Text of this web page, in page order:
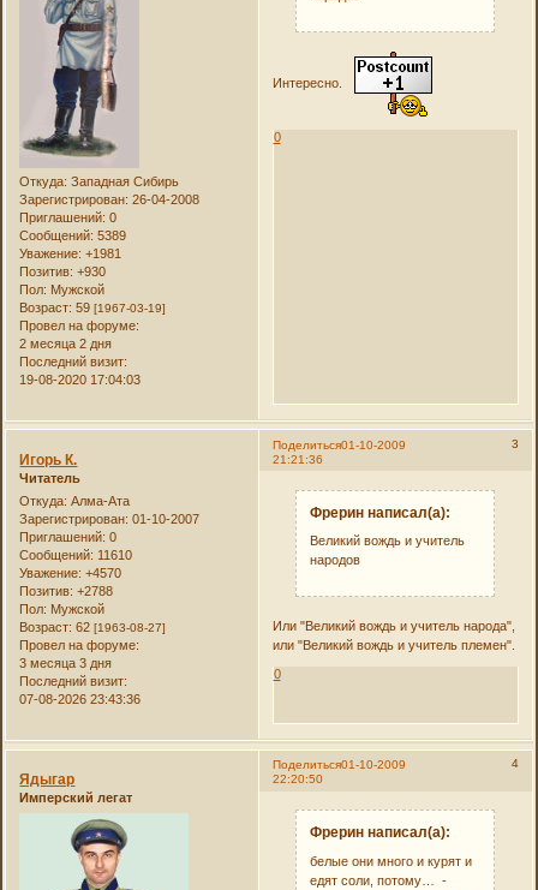
Откуда: Западная Сибирь
Зарегистрирован: 26-04-2008
Приглашений: 0
Сообщений: 5389
Уважение: +1981
Позитив: +930
Пол: Мужской
Возраст: 59[1967-03-19]
Провел на форуме:
2 месяца 2 дня
Последний визит:
19-08-2020 17:04:03
Интересно.
0
Поделиться 3
01-10-2009
21:21:36
Игорь К.
Читатель
Откуда: Алма-Ата
Зарегистрирован: 01-10-2007
Приглашений: 0
Сообщений: 11610
Уважение: +4570
Позитив: +2788
Пол: Мужской
Возраст: 62[1963-08-27]
Провел на форуме:
3 месяца 3 дня
Последний визит:
07-08-2026 23:43:36
Фрерин написал(а):
Великий вождь и учитель
народов
Или "Великий вождь и учитель народа",
или "Великий вождь и учитель племен".
0
Поделиться 4
01-10-2009
22:20:50
Ядыгар
Имперский легат
Фрерин написал(а):
белые они много и курят и
едят соли, потому… -